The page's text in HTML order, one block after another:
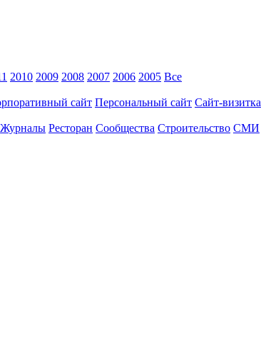
2010 2009 2008 2007 2006 2005 Все
сайт Персональный сайт Сайт-визитка
Журналы Ресторан Сообщества Строительство СМИ